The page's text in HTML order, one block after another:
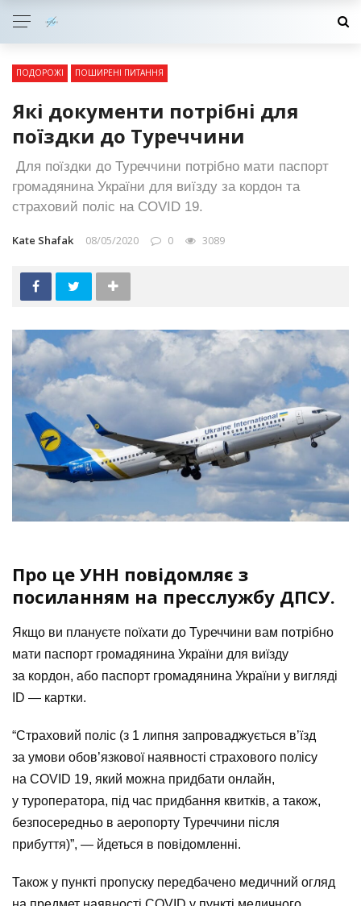
ПОДОРОЖІ ПОШИРЕНІ ПИТАННЯ
Які документи потрібні для
поїздки до Туреччини
Для поїздки до Туреччини потрібно мати паспорт
громадянина України для виїзду за кордон та
страховий поліс на COVID 19.
Kate Shafak 08/05/2020 0 3089
Про це УНН повідомляє з
посиланням на пресслужбу ДПСУ.
Якщо ви плануєте поїхати до Туреччини вам потрібно
мати паспорт громадянина України для виїзду
за кордон, або паспорт громадянина України у вигляді
ID — картки.
“Страховий поліс (з 1 липня запроваджується в’їзд
за умови обов’язкової наявності страхового полісу
на COVID 19, який можна придбати онлайн,
у туроператора, під час придбання квитків, а також,
безпосередньо в аеропорту Туреччини після
прибуття)”, — йдеться в повідомленні.
Також у пункті пропуску передбачено медичний огляд